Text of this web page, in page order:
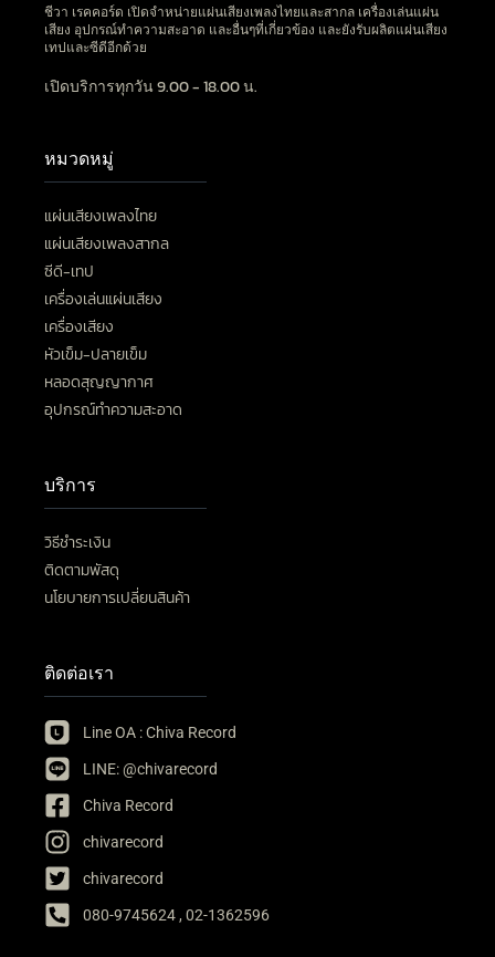
ชีวา เรคคอร์ด เปิดจำหน่ายแผ่นเสียงเพลงไทยและสากล เครื่องเล่นแผ่น
เสียง อุปกรณ์ทำความสะอาด และอื่นๆที่เกี่ยวข้อง และยังรับผลิตแผ่นเสียง
เทปและซีดีอีกด้วย
เปิดบริการทุกวัน 9.00 - 18.00 น.
หมวดหมู่
แผ่นเสียงเพลงไทย
แผ่นเสียงเพลงสากล
ซีดี-เทป
เครื่องเล่นแผ่นเสียง
เครื่องเสียง
หัวเข็ม-ปลายเข็ม
หลอดสุญญากาศ
อุปกรณ์ทำความสะอาด
บริการ
วิธีชำระเงิน
ติดตามพัสดุ
นโยบายการเปลี่ยนสินค้า
ติดต่อเรา
Line OA : Chiva Record
LINE: @chivarecord
Chiva Record
chivarecord
chivarecord
080-9745624 , 02-1362596